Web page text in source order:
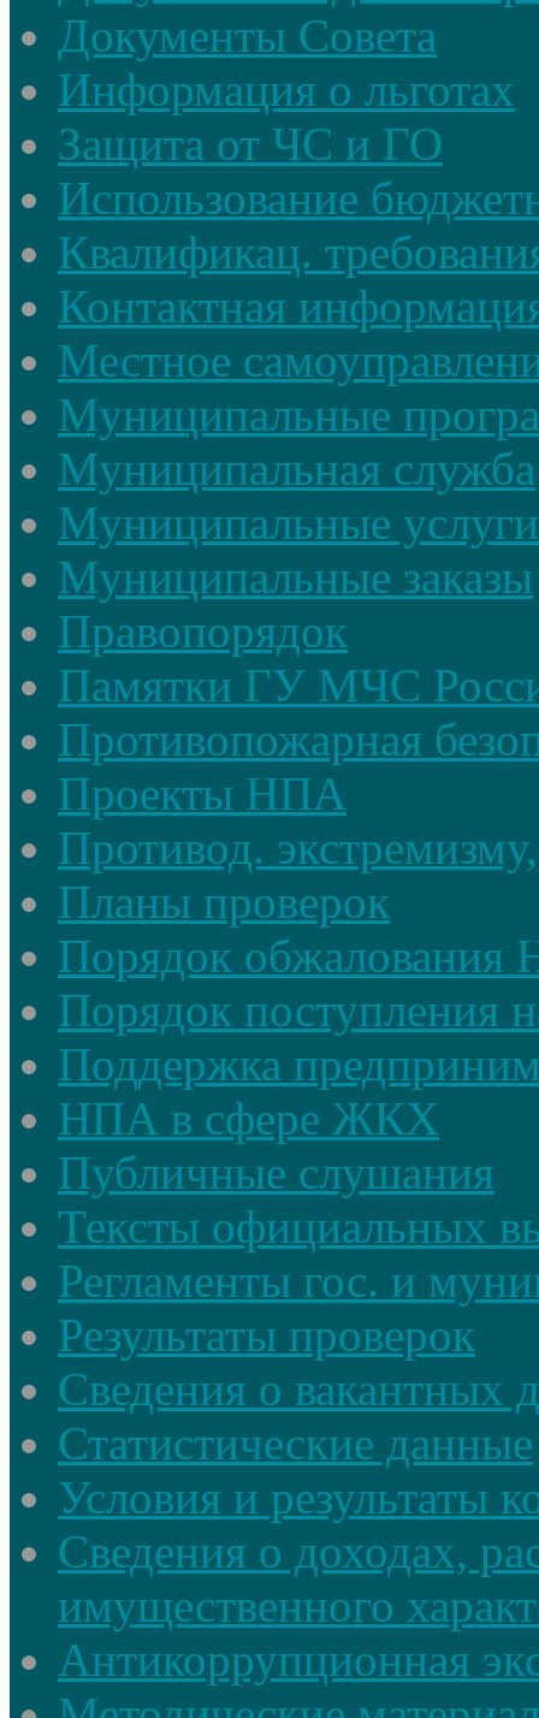
Документы Совета
Информация о льготах
Защита от ЧС и ГО
Использование
Квалификац.
Контактная
Местное
Муниципальные
Муниципальная служба
Муниципальные услуги
Муниципальные заказы
Правопорядок
Памятки ГУ МЧС
Противопожарная
Проекты НПА
Противод.
Планы проверок
Порядок
Порядок поступления
Поддержка
НПА в сфере ЖКХ
Публичные слушания
Тексты официальных
Регламенты гос. и
Результаты проверок
Сведения о вакантных
Статистические данные
Условия и результаты
Сведения о доходах,
имущественного
Антикоррупционная